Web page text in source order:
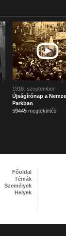
1918. szeptember
Újságírónap a
Parkban
59445 megtekintés
Főoldal
Témák
Személyek
Helyek